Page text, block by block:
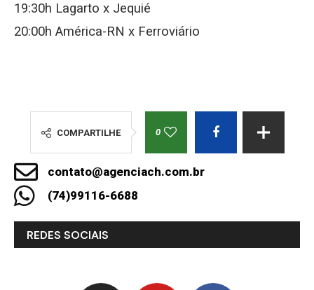
19:30h Lagarto x Jequié
20:00h América-RN x Ferroviário
COMPARTILHE 0
contato@agenciach.com.br
(74)99116-6688
REDES SOCIAIS